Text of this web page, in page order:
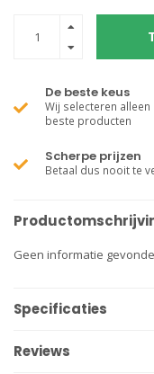
De beste keus
Wij selecteren alleen
beste producten
Scherpe prijzen
Betaal dus nooit te
Geen informatie
Specificaties
Reviews